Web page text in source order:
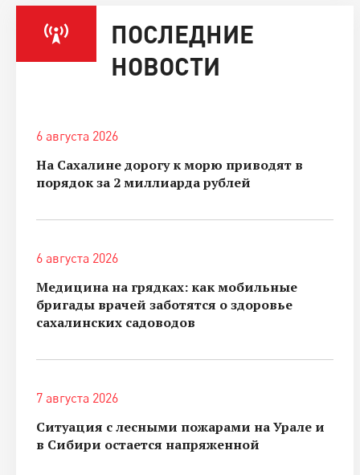
ПОСЛЕДНИЕ
НОВОСТИ
6 августа 2026
На Сахалине дорогу к морю приводят в
порядок за 2 миллиарда рублей
6 августа 2026
Медицина на грядках: как мобильные
бригады врачей заботятся о здоровье
сахалинских садоводов
7 августа 2026
Ситуация с лесными пожарами на Урале и
в Сибири остается напряженной